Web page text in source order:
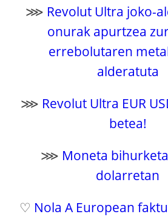
⋙ Revolut Ultra joko-
onurak apurtzea
errebolutaren
alderatuta
⋙ Revolut Ultra EUR
betea!
⋙ Moneta
dolarretan
♡ Nola A European